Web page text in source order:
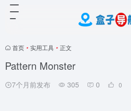
首页 • 实用工具 • 正文
Pattern Monster
7个月前发布 305 0 0